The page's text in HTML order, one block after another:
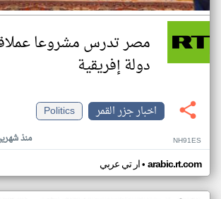
مصر تدرس مشروعا
دولة إفريقية
اخبار جزر القمر
Politics
منذ NH91ES
ار تي عربي• arabic.rt.com